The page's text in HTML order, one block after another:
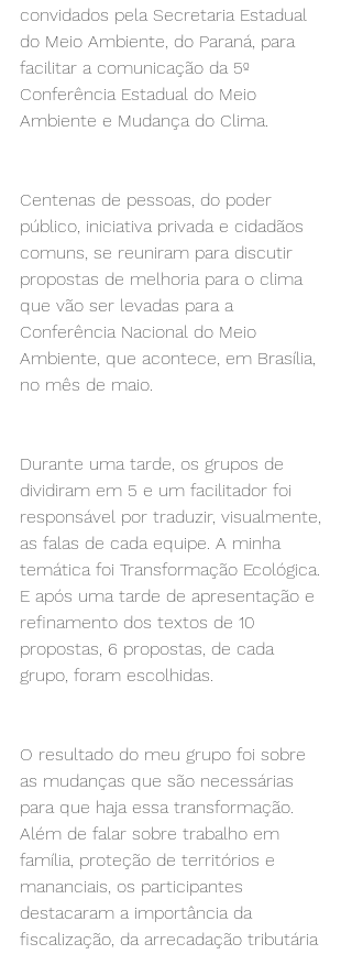
convidados pela Secretaria Estadual
do Meio Ambiente, do Paraná, para
facilitar a comunicação da 5º
Conferência Estadual do Meio
Ambiente e Mudança do Clima.
Centenas de pessoas, do poder
público, iniciativa privada e cidadãos
comuns, se reuniram para discutir
propostas de melhoria para o clima
que vão ser levadas para a
Conferência Nacional do Meio
Ambiente, que acontece, em Brasília,
no mês de maio.
Durante uma tarde, os grupos de
dividiram em 5 e um facilitador foi
responsável por traduzir, visualmente,
as falas de cada equipe. A minha
temática foi Transformação Ecológica.
E após uma tarde de apresentação e
refinamento dos textos de 10
propostas, 6 propostas, de cada
grupo, foram escolhidas.
O resultado do meu grupo foi sobre
as mudanças que são necessárias
para que haja essa transformação.
Além de falar sobre trabalho em
família, proteção de territórios e
mananciais, os participantes
destacaram a importância da
fiscalização, da arrecadação tributária